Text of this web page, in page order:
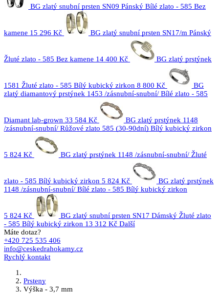
BG zlatý snubní prsten SN09 Pánský Bílé zlato - 585 Bez
kamene 15 296 Kč BG zlatý snubní prsten SN17/m Pánský
Žluté zlato - 585 Bez kamene 14 400 Kč BG zlatý prstýnek
1581 Žluté zlato - 585 Bílý kubický zirkon 8 800 Kč
BG
zlatý diamantový prstýnek 1453 /zásnubní-snubní/ Bílé zlato - 585
Diamant lab-grown 33 584 Kč
BG zlatý prstýnek 1148
/zásnubní-snubní/ Růžové zlato 585 (30-90dní) Bílý kubický zirkon
5 824 Kč BG zlatý prstýnek 1148 /zásnubní-snubní/ Žluté
zlato - 585 Bílý kubický zirkon 5 824 Kč
BG zlatý prstýnek
1148 /zásnubní-snubní/ Bílé zlato - 585 Bílý kubický zirkon
5 824 Kč
BG zlatý snubní prsten SN17 Dámský Žluté zlato
- 585 Bílý kubický zirkon 13 312 Kč Další
Máte dotaz?
+420 725 535 406
info@ceskedrahokamy.cz
Rychlý kontakt
Prsteny
Výška - 3,7 mm